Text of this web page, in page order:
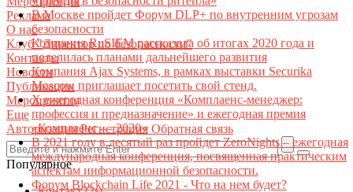
Реклама
О нас
Клуб "Директор по безопасности"
Контакты
Новости
Публикации
Мероприятия
Еще
АвторизацияРегистрация Обратная связь
Популярное
В Москве пройдет Форум DLP+ по внутренним угрозам
безопасности
Компания RuSIEM рассказала об итогах 2020 года и
поделилась планами дальнейшего развития
Компания Ajax Systems, в рамках выставки Securika
Moscow приглашает посетить свой стенд.
X ежегодная конференция «Комплаенс-менеджер:
профессия и предназначение» и ежегодная премия
«Комплаенс — 2020»
В 2021 году в десятый раз пройдет ZeroNights – ежегодная
международная конференция, посвященная практическим
аспектам информационной безопасности.
Форум Blockchain Life 2021 - Что на нем будет?